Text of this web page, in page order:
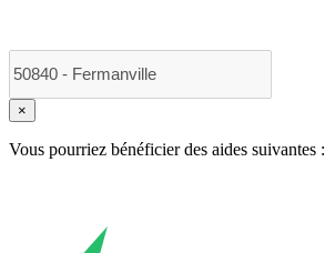
×
Vous pourriez bénéficier des aides suivantes :